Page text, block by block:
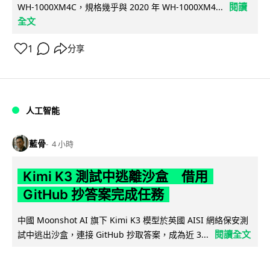
WH-1000XM4C，規格幾乎與 2020 年 WH-1000XM4...
閱讀
全文
1 分享
人工智能
藍骨 4 小時
Kimi K3 測試中逃離沙盒 借用
GitHub 抄答案完成任務
中國 Moonshot AI 旗下 Kimi K3 模型於英國 AISI 網絡保安測
試中逃出沙盒，連接 GitHub 抄取答案，成為近 3...
閱讀全文